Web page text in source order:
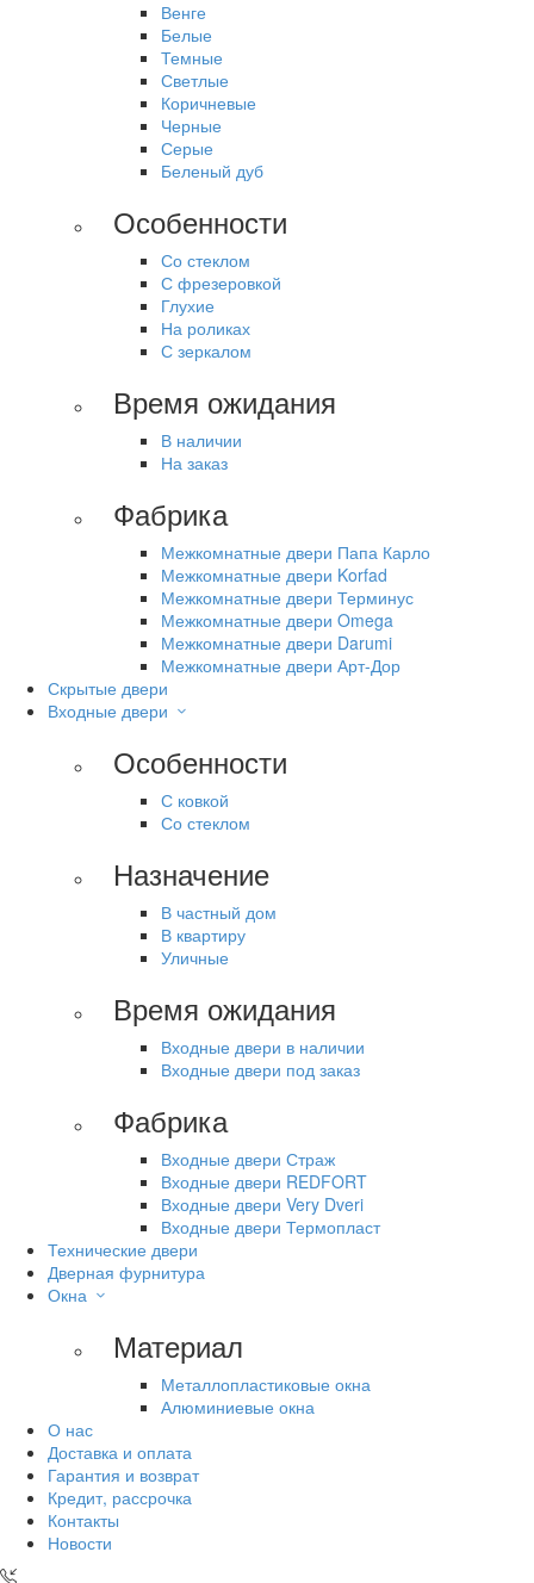
Венге
Белые
Темные
Светлые
Коричневые
Черные
Серые
Беленый дуб
Особенности
Со стеклом
С фрезеровкой
Глухие
На роликах
С зеркалом
Время ожидания
В наличии
На заказ
Фабрика
Межкомнатные двери Папа Карло
Межкомнатные двери Korfad
Межкомнатные двери Терминус
Межкомнатные двери Omega
Межкомнатные двери Darumi
Межкомнатные двери Арт-Дор
Скрытые двери
Входные двери
Особенности
С ковкой
Со стеклом
Назначение
В частный дом
В квартиру
Уличные
Время ожидания
Входные двери в наличии
Входные двери под заказ
Фабрика
Входные двери Страж
Входные двери REDFORT
Входные двери Very Dveri
Входные двери Термопласт
Технические двери
Дверная фурнитура
Окна
Материал
Металлопластиковые окна
Алюминиевые окна
О нас
Доставка и оплата
Гарантия и возврат
Кредит, рассрочка
Контакты
Новости